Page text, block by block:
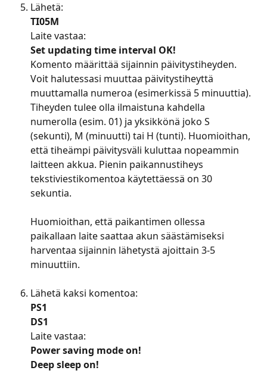
Lähetä:
TI05M
Laite vastaa:
Set updating time interval OK!
Komento määrittää sijainnin päivitystiheyden.
Voit halutessasi muuttaa päivitystiheyttä
muuttamalla numeroa (esimerkissä 5 minuuttia).
Tiheyden tulee olla ilmaistuna kahdella
numerolla (esim. 01) ja yksikkönä joko S
(sekunti), M (minuutti) tai H (tunti). Huomioithan,
että tiheämpi päivitysväli kuluttaa nopeammin
laitteen akkua. Pienin paikannustiheys
tekstiviestikomentoa käytettäessä on 30
sekuntia.
Huomioithan, että paikantimen ollessa
paikallaan laite saattaa akun säästämiseksi
harventaa sijainnin lähetystä ajoittain 3-5
minuuttiin.
Lähetä kaksi komentoa:
PS1
DS1
Laite vastaa:
Power saving mode on!
Deep sleep on!